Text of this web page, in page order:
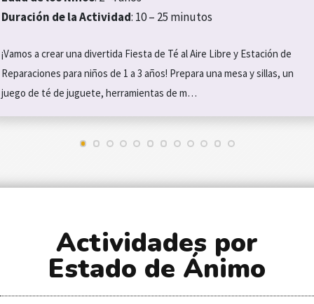
Duración de la Actividad: 10 – 25 minutos
¡Vamos a crear una divertida Fiesta de Té al Aire Libre y Estación de
Reparaciones para niños de 1 a 3 años! Prepara una mesa y sillas, un
juego de té de juguete, herramientas de m…
Actividades por
Estado de Ánimo